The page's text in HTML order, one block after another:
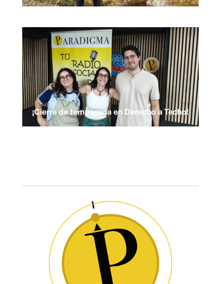
¡Cierre de temporada en Derecho a Techo!